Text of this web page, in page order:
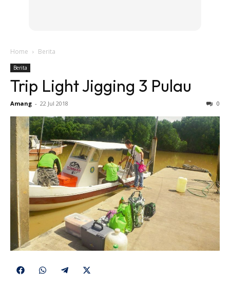
Home Berita
Berita
Trip Light Jigging 3 Pulau
Amang - 22 Jul 2018 0
Share
Share
Share